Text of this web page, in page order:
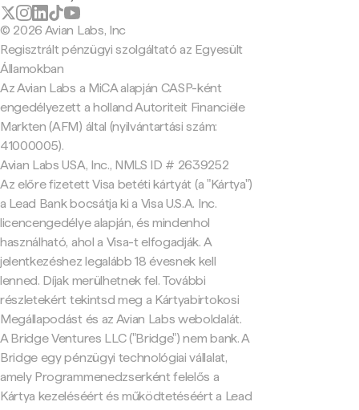
© 2026 Avian Labs, Inc
Regisztrált pénzügyi szolgáltató az Egyesült
Államokban
Az Avian Labs a MiCA alapján CASP-ként
engedélyezett a holland Autoriteit Financiële
Markten (AFM) által (nyilvántartási szám:
41000005).
Avian Labs USA, Inc., NMLS ID # 2639252
Az előre fizetett Visa betéti kártyát (a "Kártya")
a Lead Bank bocsátja ki a Visa U.S.A. Inc.
licencengedélye alapján, és mindenhol
használható, ahol a Visa-t elfogadják. A
jelentkezéshez legalább 18 évesnek kell
lenned. Díjak merülhetnek fel. További
részletekért tekintsd meg a Kártyabirtokosi
Megállapodást és az Avian Labs weboldalát.
A Bridge Ventures LLC ("Bridge") nem bank. A
Bridge egy pénzügyi technológiai vállalat,
amely Programmenedzserként felelős a
Kártya kezeléséért és működtetéséért a Lead